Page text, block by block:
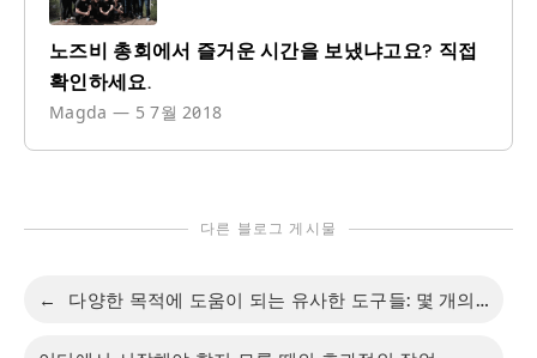
노즈비 총회에서 즐거운 시간을 보냈냐고요? 직접
확인하세요.
Magda — 5 7월 2018
다른 블로그 게시물
← 다양한 목적에 도움이 되는 유사한 도구들: 몇 개의 필기 어플을 활용할 수 있을까?